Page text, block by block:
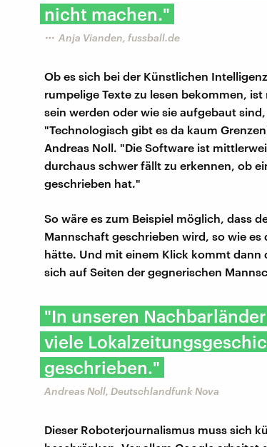
nicht machen."
Anja Vianden, fussball.de
Ob es sich bei der Künstlichen
rumpelige Texte zu lesen bekommen,
sein werden oder wie sie aufgebaut
"Technologisch gibt es da kaum
Andreas Noll. "Die Software ist
durchaus schwer fällt zu erkennen, ob
geschrieben hat."
So wäre es zum Beispiel möglich, dass
Mannschaft geschrieben wird, so wie
hätte. Und mit einem Klick kommt dann
sich auf Seiten der gegnerischen
"In unseren
viele
geschrieben."
Andreas Noll, Deutschlandfunk Nova
Dieser Roboterjournalismus muss sich